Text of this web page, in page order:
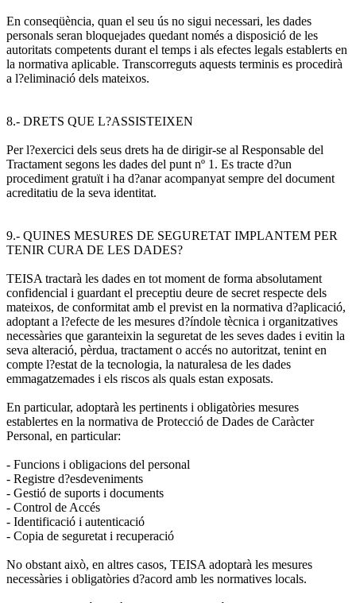
En conseqüència, quan el seu ús no sigui necessari, les dades
personals seran bloquejades quedant només a disposició de les
autoritats competents durant el temps i als efectes legals establerts en
la normativa aplicable. Transcorreguts aquests terminis es procedirà
a l?eliminació dels mateixos.
8.- DRETS QUE L?ASSISTEIXEN
Per l?exercici dels seus drets ha de dirigir-se al Responsable del
Tractament segons les dades del punt nº 1. Es tracte d?un
procediment gratuït i ha d?anar acompanyat sempre del document
acreditatiu de la seva identitat.
9.- QUINES MESURES DE SEGURETAT IMPLANTEM PER
TENIR CURA DE LES DADES?
TEISA tractarà les dades en tot moment de forma absolutament
confidencial i guardant el preceptiu deure de secret respecte dels
mateixos, de conformitat amb el previst en la normativa d?aplicació,
adoptant a l?efecte de les mesures d?índole tècnica i organitzatives
necessàries que garanteixin la seguretat de les seves dades i evitin la
seva alteració, pèrdua, tractament o accés no autoritzat, tenint en
compte l?estat de la tecnologia, la naturalesa de les dades
emmagatzemades i els riscos als quals estan exposats.
En particular, adoptarà les pertinents i obligatòries mesures
establertes en la normativa de Protecció de Dades de Caràcter
Personal, en particular:
- Funcions i obligacions del personal
- Registre d?esdeveniments
- Gestió de suports i documents
- Control de Accés
- Identificació i autenticació
- Copia de seguretat i recuperació
No obstant això, en altres casos, TEISA adoptarà les mesures
necessàries i obligatòries d?acord amb les normatives locals.